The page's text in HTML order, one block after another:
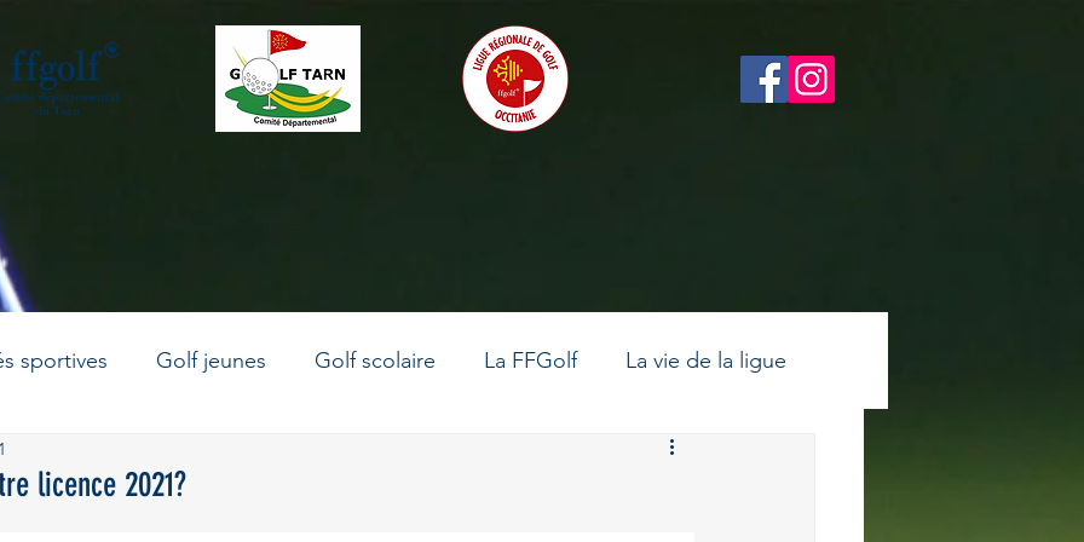
sportives Golf jeunes Golf scolaire La FFGolf La vie de la ligue
Golf féminin
licence 2021?